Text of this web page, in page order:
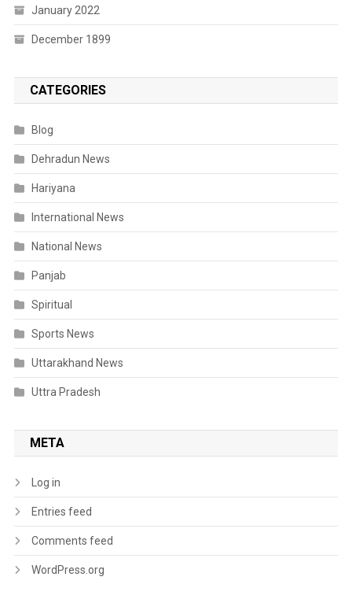
January 2022
December 1899
CATEGORIES
Blog
Dehradun News
Hariyana
International News
National News
Panjab
Spiritual
Sports News
Uttarakhand News
Uttra Pradesh
META
Log in
Entries feed
Comments feed
WordPress.org